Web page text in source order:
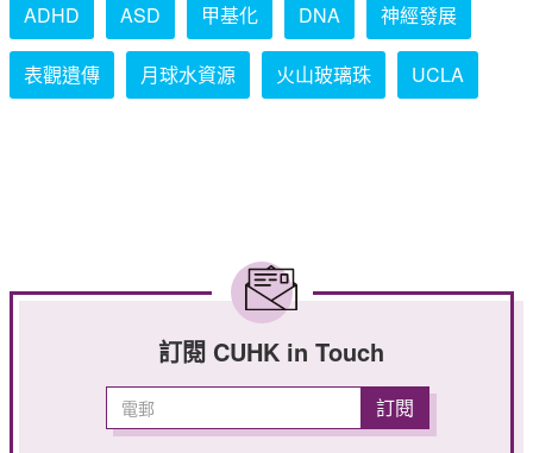
ADHD ASD 甲基化 DNA 神經發展
表觀遺傳 月球水資源 火山玻璃珠 UCLA
訂閱 CUHK in Touch